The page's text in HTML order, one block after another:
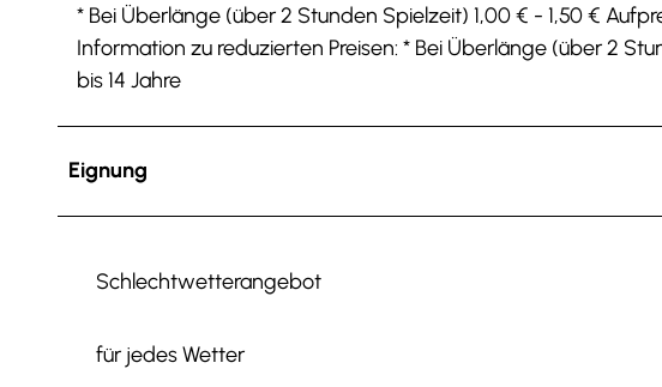
* Bei Überlänge (über 2 Stunden Spielzeit) 1,00 € - 1,50 €
Information zu reduzierten Preisen: * Bei Überlänge (über 2
bis 14 Jahre
Eignung
Schlechtwetterangebot
für jedes Wetter